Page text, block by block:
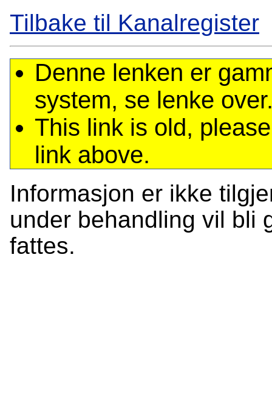
Tilbake til Kanalregister
Denne lenken er
system, se lenke
This link is old,
link above.
Informasjon er ikke
under behandling vil bli
fattes.